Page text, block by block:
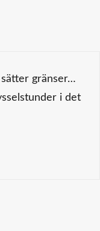
gränser…
i det